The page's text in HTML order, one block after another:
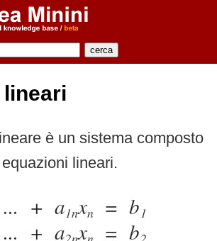
è un sistema composto
lineari.